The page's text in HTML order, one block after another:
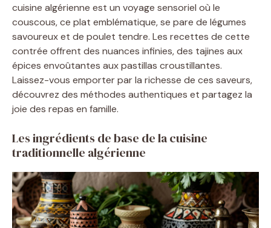
cuisine algérienne est un voyage sensoriel où le
couscous, ce plat emblématique, se pare de légumes
savoureux et de poulet tendre. Les recettes de cette
contrée offrent des nuances infinies, des tajines aux
épices envoûtantes aux pastillas croustillantes.
Laissez-vous emporter par la richesse de ces saveurs,
découvrez des méthodes authentiques et partagez la
joie des repas en famille.
Les ingrédients de base de la cuisine
traditionnelle algérienne